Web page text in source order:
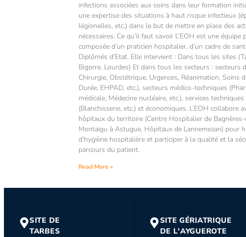
infections associées aux soins dans leur formation
une expertise des situations à haut risque infectieux
légionelles, etc.) dans le but de mettre en place des
nécessaires. Ce qu’il faut savoir L’EOH est une équipe
composée d’un praticien hospitalier, d’un cadre de
Diplômés d’Etat. Elle intervient : Dans tous les sites
Bigorre, Lourdes) Et dans tous les secteurs : secteurs
Chirurgie, Obstétrique, Urgences, Réanimation, Soins
Durée, EHPAD, etc.), secteurs médico-techniques
médicale, Médecine nucléaire, etc.), services
(Blanchisserie, etc.) et économiques. L’EOH collabore
hôpitaux du territoire (Centre Hospitalier de
Montaigu à Astugue, Hôpitaux de Lannemezan) pour
d’hygiène hospitalière et participer à la qualité et la
parcours du patient.
Read More »
SITE DE
TARBES
SITE GÉRIATRIQUE
DE L'AYGUEROTE